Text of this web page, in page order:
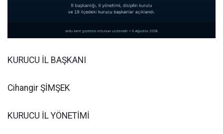
KURUCU İL BAŞKANI
Cihangir ŞİMŞEK
KURUCU İL YÖNETİMİ